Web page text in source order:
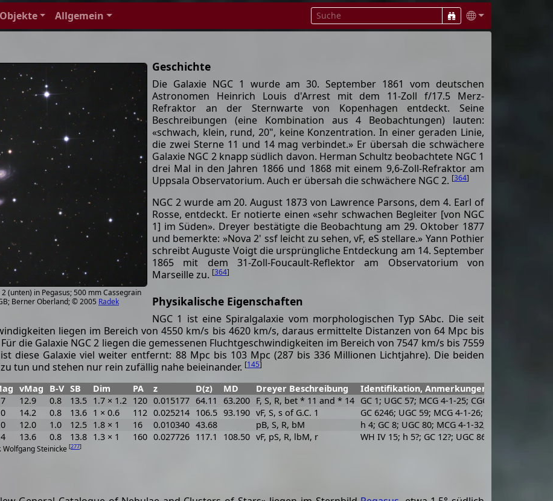
Objekte Allgemein
(unten) in Pegasus; 500 mm Cassegrain
Berner Oberland; © 2005 Radek
Geschichte
Die Galaxie NGC 1 wurde am 30. September 1861 vom deutschen
Astronomen Heinrich Louis d'Arrest mit dem 11-Zoll f/17.5 Merz-
Refraktor an der Sternwarte von Kopenhagen entdeckt. Seine
Beschreibungen (eine Kombination aus 4 Beobachtungen) lauten:
«schwach, klein, rund, 20", keine Konzentration. In einer geraden Linie,
die zwei Sterne 11 und 14 mag verbindet.» Er übersah die schwächere
Galaxie NGC 2 knapp südlich davon. Herman Schultz beobachtete NGC 1
drei Mal in den Jahren 1866 und 1868 mit einem 9,6-Zoll-Refraktor am
Uppsala Observatorium. Auch er übersah die schwächere NGC 2. [364]
NGC 2 wurde am 20. August 1873 von Lawrence Parsons, dem 4. Earl of
Rosse, entdeckt. Er notierte einen «sehr schwachen Begleiter [von NGC
1] im Süden». Dreyer bestätigte die Beobachtung am 29. Oktober 1877
und bemerkte: »Nova 2' ssf leicht zu sehen, vF, eS stellare.» Yann Pothier
schreibt Auguste Voigt die ursprüngliche Entdeckung am 14. September
1865 mit dem 31-Zoll-Foucault-Reflektor am Observatorium von
Marseille zu. [364]
Physikalische Eigenschaften
NGC 1 ist eine Spiralgalaxie vom morphologischen Typ SAbc. Die seit
liegen im Bereich von 4550 km/s bis 4620 km/s, daraus ermittelte Distanzen von 64 Mpc bis
die Galaxie NGC 2 liegen die gemessenen Fluchtgeschwindigkeiten im Bereich von 7547 km/s bis 7559
diese Galaxie viel weiter entfernt: 88 Mpc bis 103 Mpc (287 bis 336 Millionen Lichtjahre). Die beiden
tun und stehen nur rein zufällig nahe beieinander. [145]
Wolfgang Steinicke [277]
vMag B-V SB Dim PA z D(z) MD Dreyer Beschreibung
Identifikation, Anmerkungen
12.9 0.8 13.5 1.7 × 1.2 120 0.015177 64.11 63.200 F, S, R, bet * 11 and * 14 GC 1; UGC 57; MCG 4-1-25; CGCG 477-54; IRAS
14.2 0.8 13.6 1 × 0.6 112 0.025214 106.5 93.190 vF, S, s of G.C. 1
GC 6246; UGC 59; MCG 4-1-26; CGCG 477-55;
12.0 1.0 12.5 1.8 × 1 16 0.010340 43.68 pB, S, R, bM
h 4; GC 8; UGC 80; MCG 4-1-32; CGCG 477-61;
13.6 0.8 13.8 1.3 × 1 160 0.027726 117.1 108.50 vF, pS, R, lbM, r WH IV 15; h 5?; GC 12?; UGC 86; MCG 5-1-39;